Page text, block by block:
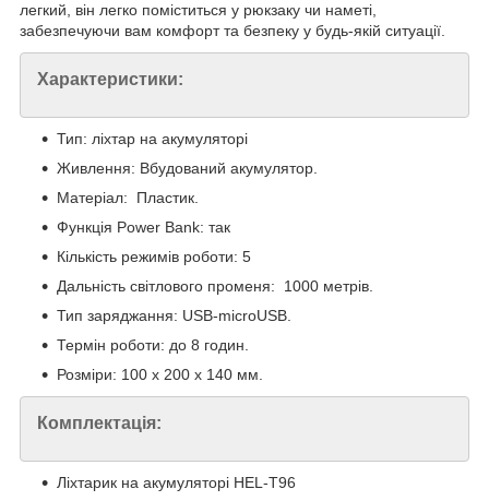
легкий, він легко поміститься у рюкзаку чи наметі,
забезпечуючи вам комфорт та безпеку у будь-якій ситуації.
Характеристики:
Тип: ліхтар на акумуляторі
Живлення: Вбудований акумулятор.
Матеріал: Пластик.
Функція Power Bank: так
Кількість режимів роботи: 5
Дальність світлового променя: 1000 метрів.
Тип заряджання: USB-microUSB.
Термін роботи: до 8 годин.
Розміри: 100 x 200 x 140 мм.
Комплектація:
Ліхтарик на акумуляторі HEL-T96